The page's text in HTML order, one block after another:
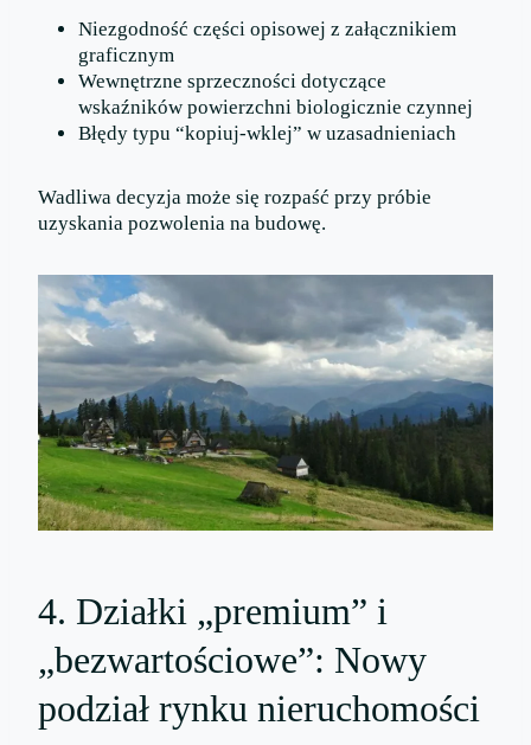
Niezgodność części opisowej z załącznikiem
graficznym
Wewnętrzne sprzeczności dotyczące
wskaźników powierzchni biologicznie czynnej
Błędy typu “kopiuj-wklej” w uzasadnieniach
Wadliwa decyzja może się rozpaść przy próbie
uzyskania pozwolenia na budowę.
4. Działki „premium” i
„bezwartościowe”: Nowy
podział rynku nieruchomości